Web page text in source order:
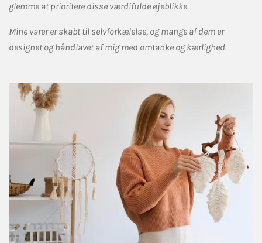
glemme at prioritere disse værdifulde øjeblikke.
Mine varer er skabt til selvforkælelse, og mange af dem er
designet og håndlavet af mig med omtanke og kærlighed.